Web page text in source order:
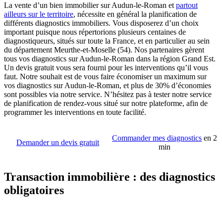
La vente d’un bien immobilier sur Audun-le-Roman et partout
ailleurs sur le territoire, nécessite en général la planification de
différents diagnostics immobiliers. Vous disposerez d’un choix
important puisque nous répertorions plusieurs centaines de
diagnostiqueurs, situés sur toute la France, et en particulier au sein
du département Meurthe-et-Moselle (54). Nos partenaires gèrent
tous vos diagnostics sur Audun-le-Roman dans la région Grand Est.
Un devis gratuit vous sera fourni pour les interventions qu’il vous
faut. Notre souhait est de vous faire économiser un maximum sur
vos diagnostics sur Audun-le-Roman, et plus de 30% d’économies
sont possibles via notre service. N’hésitez pas à tester notre service
de planification de rendez-vous situé sur notre plateforme, afin de
programmer les interventions en toute facilité.
Demander un devis gratuit
Commander mes diagnostics en 2
min
Transaction immobilière : des diagnostics
obligatoires